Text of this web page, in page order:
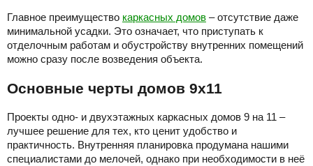
Главное преимущество каркасных домов – отсутствие даже
минимальной усадки. Это означает, что приступать к
отделочным работам и обустройству внутренних помещений
можно сразу после возведения объекта.
Основные черты домов 9х11
Проекты одно- и двухэтажных каркасных домов 9 на 11 –
лучшее решение для тех, кто ценит удобство и
практичность. Внутренняя планировка продумана нашими
специалистами до мелочей, однако при необходимости в неё